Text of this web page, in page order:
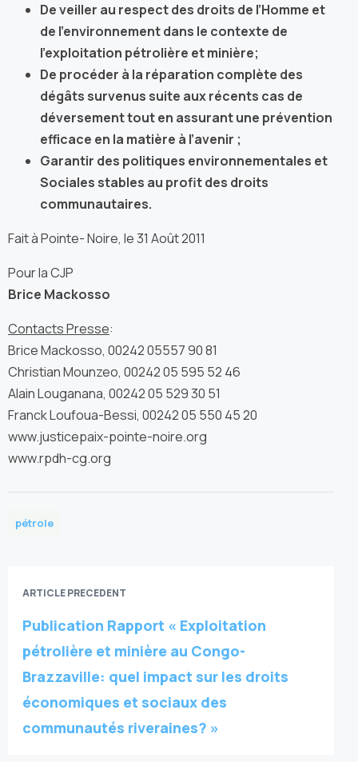
De veiller au respect des droits de l’Homme et
de l’environnement dans le contexte de
l’exploitation pétrolière et minière;
De procéder à la réparation complète des
dégâts survenus suite aux récents cas de
déversement tout en assurant une prévention
efficace en la matière à l’avenir ;
Garantir des politiques environnementales et
Sociales stables au profit des droits
communautaires.
Fait à Pointe- Noire, le 31 Août 2011
Pour la CJP
Brice Mackosso
Contacts Presse:
Brice Mackosso, 00242 05557 90 81
Christian Mounzeo, 00242 05 595 52 46
Alain Louganana, 00242 05 529 30 51
Franck Loufoua-Bessi, 00242 05 550 45 20
www.justicepaix-pointe-noire.org
www.rpdh-cg.org
pétrole
ARTICLE PRECEDENT
Publication Rapport « Exploitation
pétrolière et minière au Congo-
Brazzaville: quel impact sur les droits
économiques et sociaux des
communautés riveraines? »